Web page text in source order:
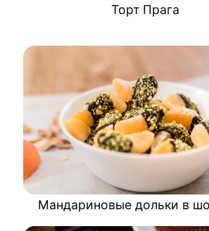
Торт Прага
Мандариновые дольки в